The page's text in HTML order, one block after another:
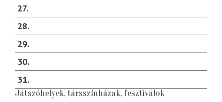
27
28
29
30
31
Játszóhelyek, társszínházak, fesztiválok